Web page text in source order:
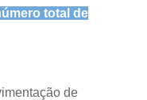
total de
de